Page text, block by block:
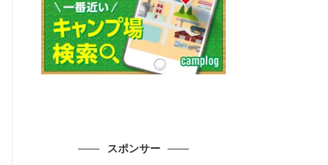
スポンサー